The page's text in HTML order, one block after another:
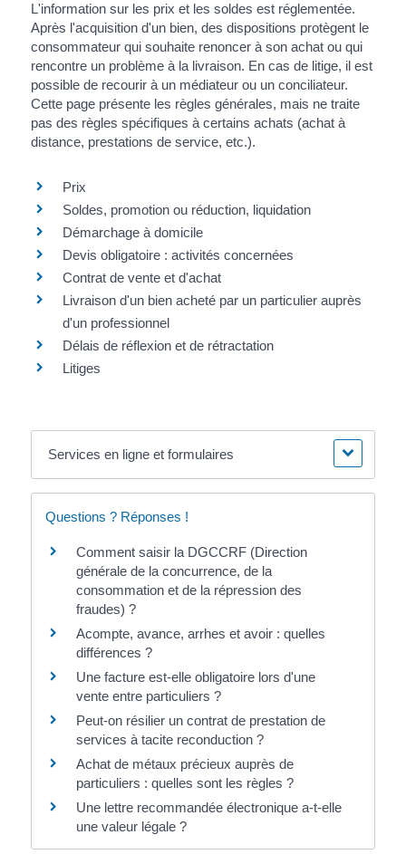
L'information sur les prix et les soldes est réglementée.
Après l'acquisition d'un bien, des dispositions protègent le
consommateur qui souhaite renoncer à son achat ou qui
rencontre un problème à la livraison. En cas de litige, il est
possible de recourir à un médiateur ou un conciliateur.
Cette page présente les règles générales, mais ne traite
pas des règles spécifiques à certains achats (achat à
distance, prestations de service, etc.).
Prix
Soldes, promotion ou réduction, liquidation
Démarchage à domicile
Devis obligatoire : activités concernées
Contrat de vente et d'achat
Livraison d'un bien acheté par un particulier auprès
d'un professionnel
Délais de réflexion et de rétractation
Litiges
Services en ligne et formulaires
Questions ? Réponses !
Comment saisir la DGCCRF (Direction
générale de la concurrence, de la
consommation et de la répression des
fraudes) ?
Acompte, avance, arrhes et avoir : quelles
différences ?
Une facture est-elle obligatoire lors d'une
vente entre particuliers ?
Peut-on résilier un contrat de prestation de
services à tacite reconduction ?
Achat de métaux précieux auprès de
particuliers : quelles sont les règles ?
Une lettre recommandée électronique a-t-elle
une valeur légale ?